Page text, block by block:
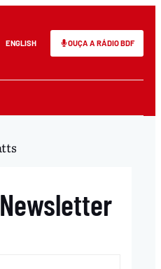
ENGLISH OUÇA A RÁDIO BDF
Newsletter